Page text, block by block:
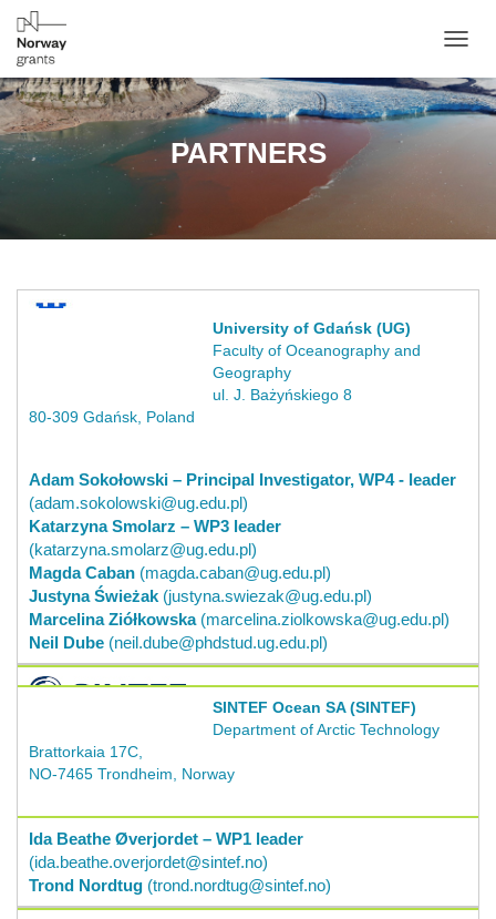
O
G
G
A
PARTNERS
University of Gdańsk (UG)
Faculty of Oceanography and
Geography
ul. J. Bażyńskiego 8
80-309 Gdańsk, Poland
Adam Sokołowski – Principal Investigator, WP4 - leader
(adam.sokolowski@ug.edu.pl)
Katarzyna Smolarz – WP3 leader
(katarzyna.smolarz@ug.edu.pl)
Magda Caban (magda.caban@ug.edu.pl)
Justyna Świeżak (justyna.swiezak@ug.edu.pl)
Marcelina Ziółkowska(marcelina.ziolkowska@ug.edu.pl)
Neil Dube (neil.dube@phdstud.ug.edu.pl)
SINTEF Ocean SA (SINTEF)
Department of Arctic Technology
Brattorkaia 17C,
NO-7465 Trondheim, Norway
Ida Beathe Øverjordet – WP1 leader
(ida.beathe.overjordet@sintef.no)
Trond Nordtug (trond.nordtug@sintef.no)